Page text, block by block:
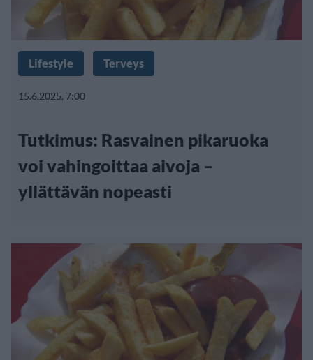
Lifestyle Terveys
15.6.2025, 7:00
Tutkimus: Rasvainen pikaruoka
voi vahingoittaa aivoja –
yllättävän nopeasti